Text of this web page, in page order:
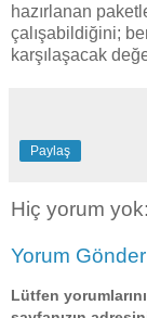
hazırlanan
çalışabildiğini;
karşılaşacak
Paylaş
Hiç yorum yok:
Yorum Gönder
Lütfen